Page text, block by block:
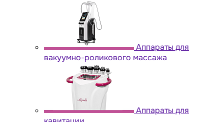
Аппараты для
вакуумно-роликового массажа
Аппараты для